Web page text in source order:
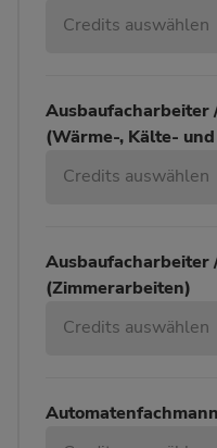
Credits auswählen
Ausbaufacharbeiter
(Wärme-, Kälte-
Credits auswählen
Ausbaufacharbeiter
(Zimmerarbeiten)
Credits auswählen